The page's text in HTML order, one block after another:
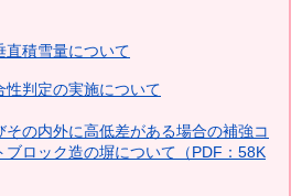
直積雪量について
性判定の実施について
その内外に高低差がある場合の補強コ
ブロック造の塀について（PDF：58K